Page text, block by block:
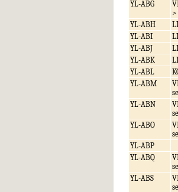
YL-ABG
>
YL-ABH
YL-ABI
YL-ABJ
YL-ABK
YL-ABL
YL-ABM
YL-ABN
YL-ABO
YL-ABP
YL-ABQ
YL-ABS